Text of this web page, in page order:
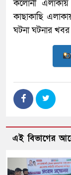
কলোনী
কাছাকাছি
ঘটনা ঘটনার খবর
এই বিভাগের